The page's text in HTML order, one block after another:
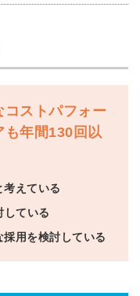
ストパフォー
も年間130回以
考えている
している
用を検討している